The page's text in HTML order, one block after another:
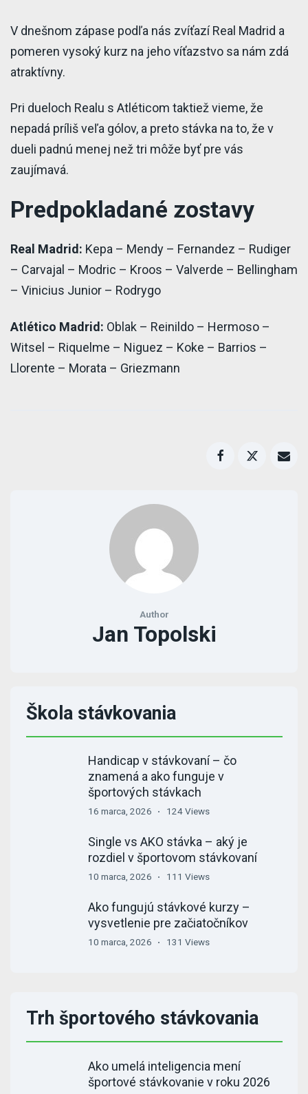
V dnešnom zápase podľa nás zvíťazí Real Madrid a
pomeren vysoký kurz na jeho víťazstvo sa nám zdá
atraktívny.
Pri dueloch Realu s Atléticom taktiež vieme, že
nepadá príliš veľa gólov, a preto stávka na to, že v
dueli padnú menej než tri môže byť pre vás
zaujímavá.
Predpokladané zostavy
Real Madrid: Kepa – Mendy – Fernandez – Rudiger
– Carvajal – Modric – Kroos – Valverde – Bellingham
– Vinicius Junior – Rodrygo
Atlético Madrid: Oblak – Reinildo – Hermoso –
Witsel – Riquelme – Niguez – Koke – Barrios –
Llorente – Morata – Griezmann
Author
Jan Topolski
Škola stávkovania
Handicap v stávkovaní – čo
znamená a ako funguje v
športových stávkach
16 marca, 2026 124 Views
Single vs AKO stávka – aký je
rozdiel v športovom stávkovaní
10 marca, 2026 111 Views
Ako fungujú stávkové kurzy –
vysvetlenie pre začiatočníkov
10 marca, 2026 131 Views
Trh športového stávkovania
Ako umelá inteligencia mení
športové stávkovanie v roku 2026